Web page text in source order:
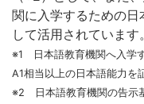
関に入学するための
して活用されています。
※1 日本語教育機関へ入学
A1相当以上の日本語能力を
※2 日本語教育機関の告示